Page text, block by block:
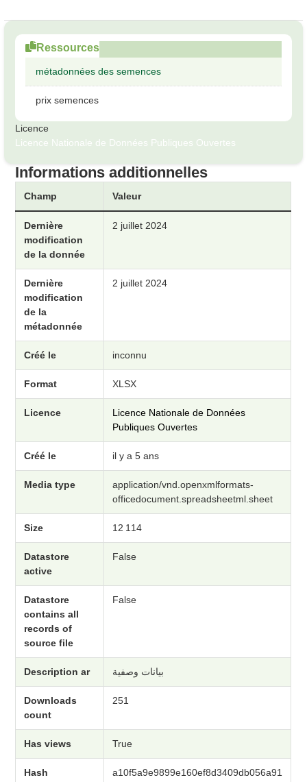
Ressources
métadonnées des semences
prix semences
Licence
Licence Nationale de Données Publiques Ouvertes
Informations additionnelles
Champ Valeur
Dernière
modification
de la donnée
2 juillet 2024
Dernière
modification
de la
métadonnée
2 juillet 2024
Créé le inconnu
Format XLSX
Licence
Licence Nationale de Données
Publiques Ouvertes
Créé le il y a 5 ans
Media type
application/vnd.openxmlformats-
officedocument.spreadsheetml.sheet
Size 12 114
Datastore
active
False
Datastore
contains all
records of
source file
False
Description ar بيانات وصفية
Downloads
count
251
Has views True
Hash a10f5a9e9899e160ef8d3409db056a91